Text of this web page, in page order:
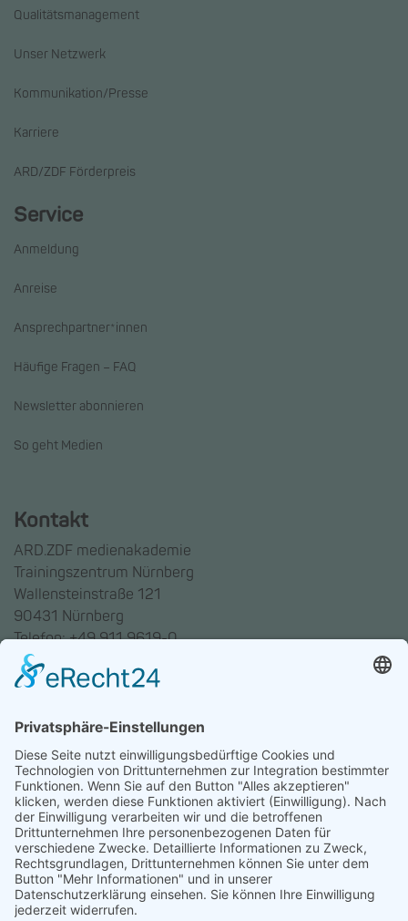
Qualitätsmanagement
Unser Netzwerk
Kommunikation/Presse
Karriere
ARD/ZDF Förderpreis
Service
Anmeldung
Anreise
Ansprechpartner*innen
Häufige Fragen – FAQ
Newsletter abonnieren
So geht Medien
Kontakt
ARD.ZDF medienakademie
Trainingszentrum Nürnberg
Wallensteinstraße 121
90431 Nürnberg
Telefon: +49 911 9619-0
Trainingszentrum Hannover
30169 Hannover
Telefon: +49 511 123598-531
AGB
Datenschutz